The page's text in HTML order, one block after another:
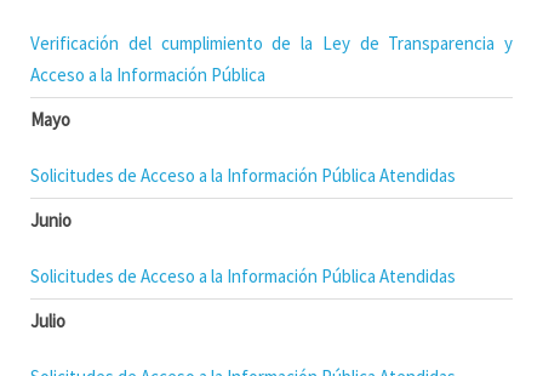
Verificación del cumplimiento de la Ley de Transparencia y
Acceso a la Información Pública
Mayo
Solicitudes de Acceso a la Información Pública Atendidas
Junio
Solicitudes de Acceso a la Información Pública Atendidas
Julio